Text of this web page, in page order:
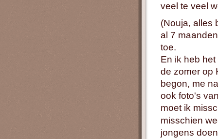
veel te veel
(Nouja, alles
al 7
toe.
En ik heb
de zomer op
begon, me
ook foto's
moet ik
misschien
jongens